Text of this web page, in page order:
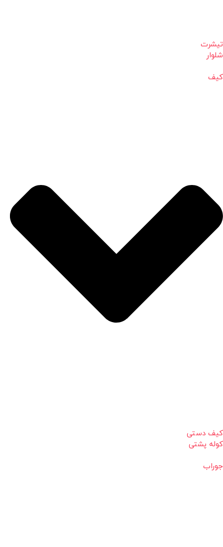
تیشرت
شلوار
کیف
کیف دستی
کوله پشتی
جوراب